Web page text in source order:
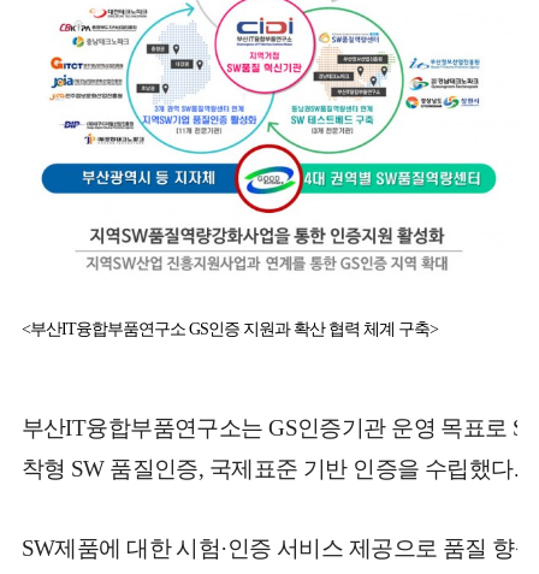
<부산IT융합부품연구소 GS인증 지원과 확산 협력 체계 구축>
부산IT융합부품연구소는 GS인증기관 운영 목표로
착형 SW 품질인증, 국제표준 기반 인증을 수립했다.
SW제품에 대한 시험·인증 서비스 제공으로 품질 향